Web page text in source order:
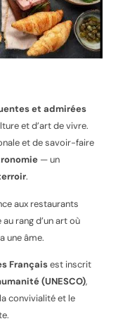
et admirées
et d’art de vivre.
et de savoir-faire
— un
.
aux restaurants
rang d’un art où
une âme.
Françaisest inscrit
(UNESCO),
convivialité et le